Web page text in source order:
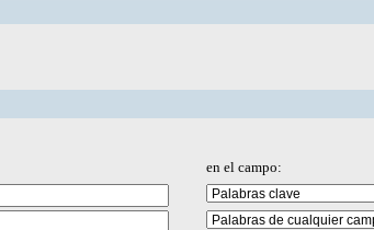
en el campo: